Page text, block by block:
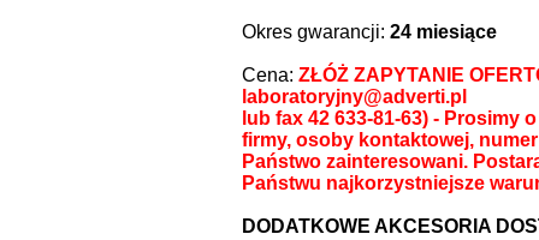
Okres gwarancji: 24 miesiące
Cena: ZŁÓŻ ZAPYTANIE
laboratoryjny@adverti.pl
lub fax 42 633-81-63) - Prosimy
firmy, osoby kontaktowej,
Państwo zainteresowani.
Państwu najkorzystniejsze
DODATKOWE AKCESORIA